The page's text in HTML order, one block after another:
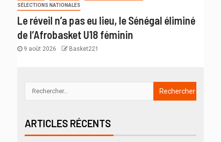
SÉLECTIONS NATIONALES
Le réveil n’a pas eu lieu, le Sénégal éliminé
de l’Afrobasket U18 féminin
9 août 2026 Basket221
ARTICLES RÉCENTS